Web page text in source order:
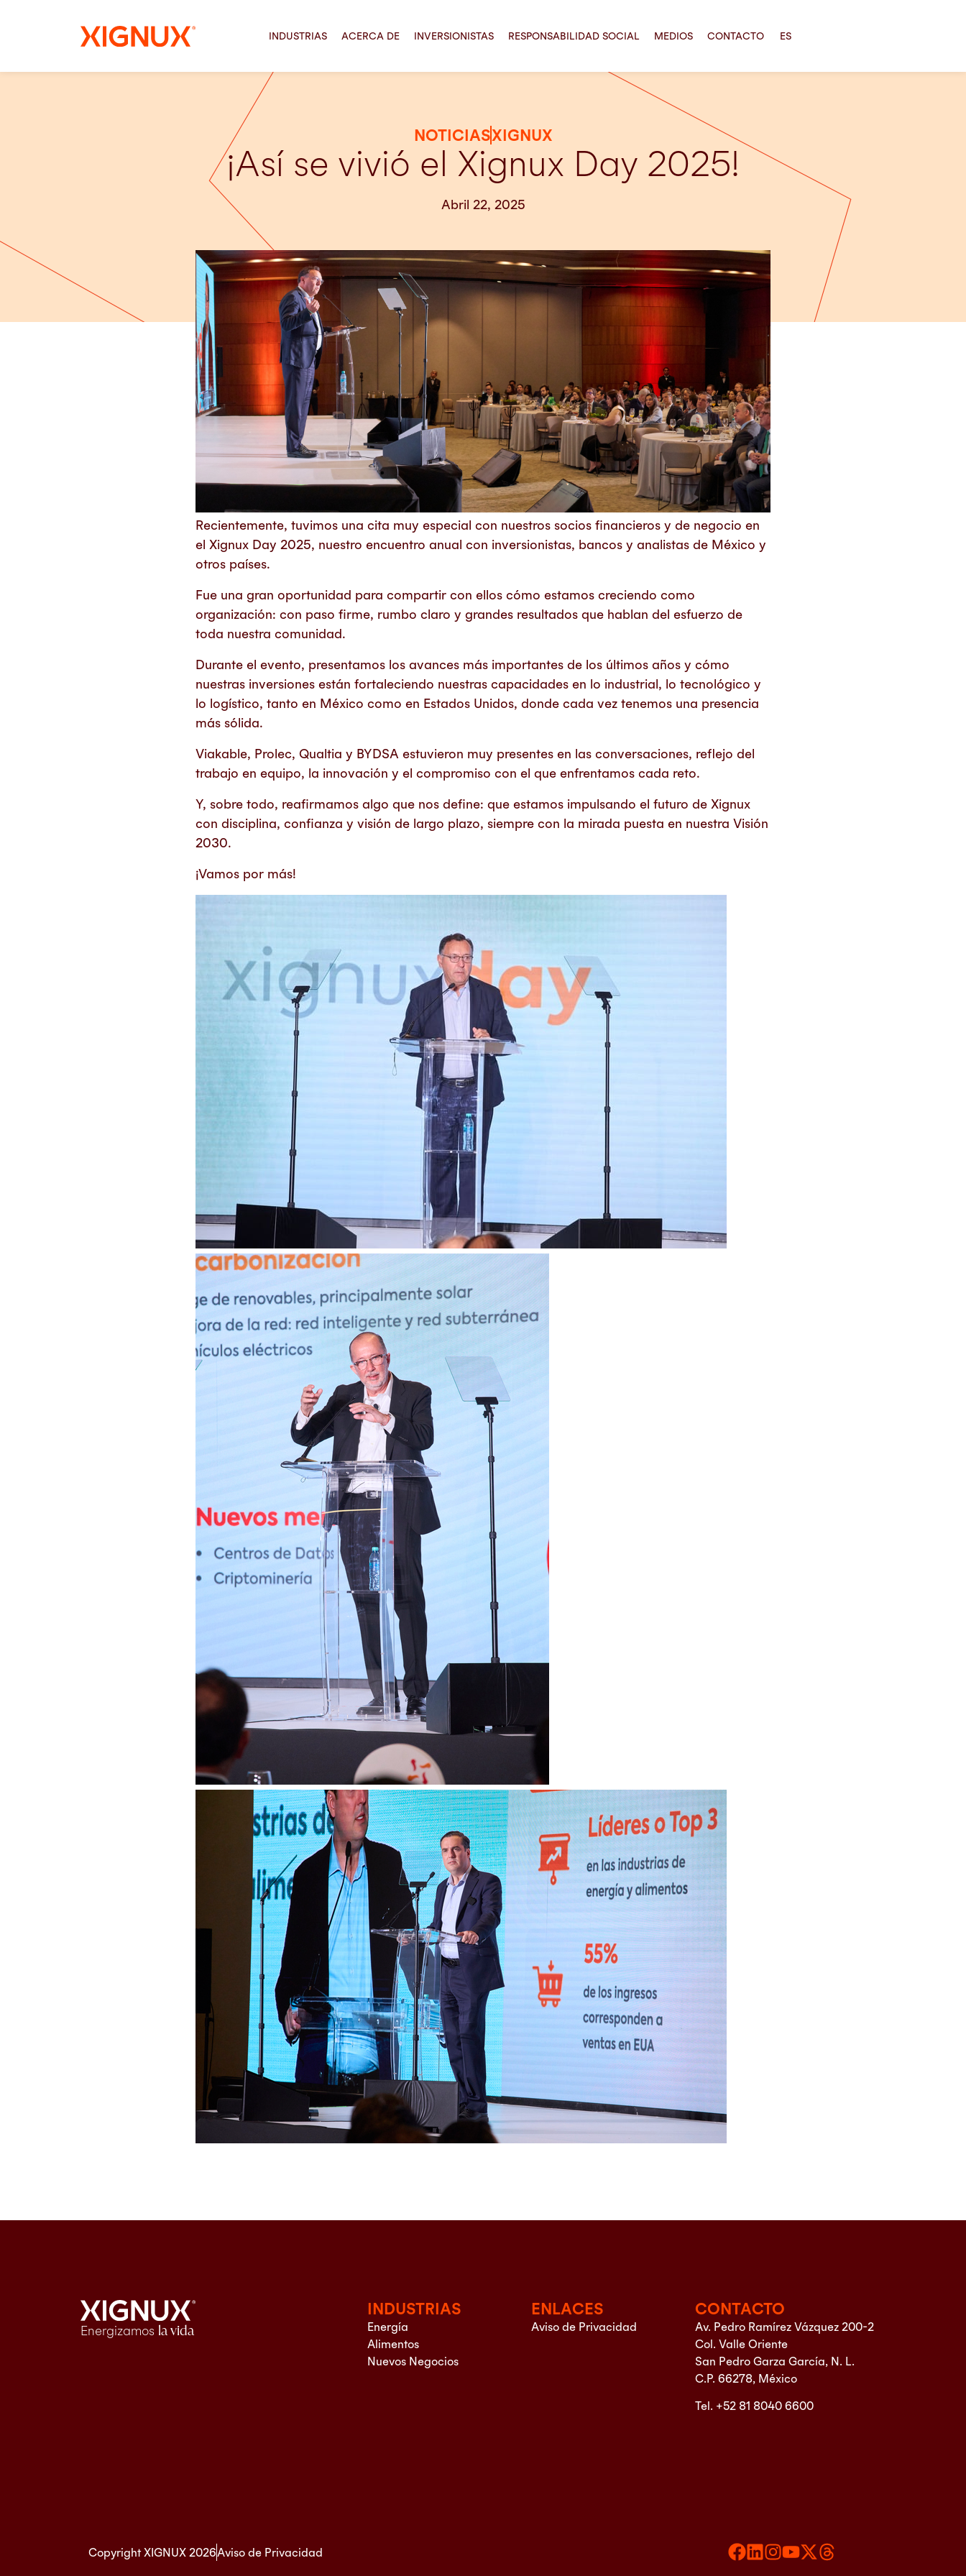
INDUSTRIAS ACERCA DE INVERSIONISTAS RESPONSABILIDAD SOCIAL MEDIOS CONTACTO ES
NOTICIASXIGNUX
¡Así se vivió el Xignux Day 2025!
Abril 22, 2025
Recientemente, tuvimos una cita muy especial con nuestros socios financieros y de negocio en
el Xignux Day 2025, nuestro encuentro anual con inversionistas, bancos y analistas de México y
otros países.
Fue una gran oportunidad para compartir con ellos cómo estamos creciendo como
organización: con paso firme, rumbo claro y grandes resultados que hablan del esfuerzo de
toda nuestra comunidad.
Durante el evento, presentamos los avances más importantes de los últimos años y cómo
nuestras inversiones están fortaleciendo nuestras capacidades en lo industrial, lo tecnológico y
lo logístico, tanto en México como en Estados Unidos, donde cada vez tenemos una presencia
más sólida.
Viakable, Prolec, Qualtia y BYDSA estuvieron muy presentes en las conversaciones, reflejo del
trabajo en equipo, la innovación y el compromiso con el que enfrentamos cada reto.
Y, sobre todo, reafirmamos algo que nos define: que estamos impulsando el futuro de Xignux
con disciplina, confianza y visión de largo plazo, siempre con la mirada puesta en nuestra Visión
2030.
¡Vamos por más!
Energizamos la vida
INDUSTRIAS
Energía
Alimentos
Nuevos Negocios
ENLACES
Aviso de Privacidad
CONTACTO
Av. Pedro Ramírez Vázquez 200-2
Col. Valle Oriente
San Pedro Garza García, N. L.
C.P. 66278, México
Tel. +52 81 8040 6600
Copyright XIGNUX 2026Aviso de Privacidad